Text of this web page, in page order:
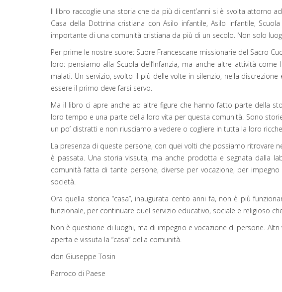
Il libro raccoglie una storia che da più di cent’anni si è svolta attorno
Casa della Dottrina cristiana con Asilo infantile, Asilo infantile,
importante di una comunità cristiana da più di un secolo. Non solo
Per prime le nostre suore: Suore Francescane missionarie del Sacro
loro: pensiamo alla Scuola dell’Infanzia, ma anche altre attività
malati. Un servizio, svolto il più delle volte in silenzio, nella
essere il primo deve farsi servo.
Ma il libro ci apre anche ad altre figure che hanno fatto parte della
loro tempo e una parte della loro vita per questa comunità. Sono
un po’ distratti e non riusciamo a vedere o cogliere in tutta la loro
La presenza di queste persone, con quei volti che possiamo ritrovare
è passata. Una storia vissuta, ma anche prodotta e segnata dalla
comunità fatta di tante persone, diverse per vocazione, per
società.
Ora quella storica “casa”, inaugurata cento anni fa, non è più
funzionale, per continuare quel servizio educativo, sociale e religioso
Non è questione di luoghi, ma di impegno e vocazione di persone.
aperta e vissuta la “casa” della comunità.
don Giuseppe Tosin
Parroco di Paese